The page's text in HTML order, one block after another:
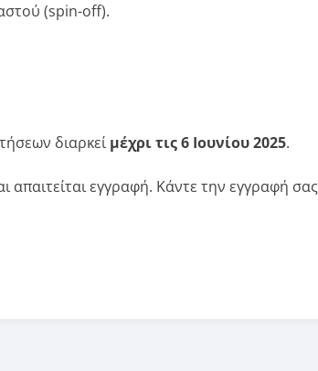
(spin-off).
διαρκεί μέχρι τις 6 Ιουνίου 2025.
απαιτείται εγγραφή. Κάντε την εγγραφή σας